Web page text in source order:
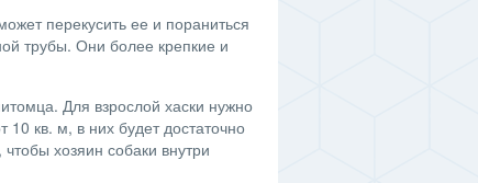
перекусить ее и пораниться
трубы. Они более крепкие и
Для взрослой хаски нужно
кв. м, в них будет достаточно
хозяин собаки внутри